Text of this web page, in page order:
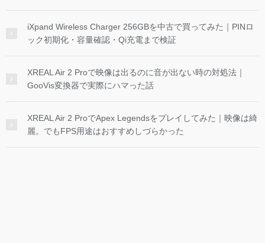
iXpand Wireless Charger 256GBを中古で買ってみた｜PINロ
ック初期化・容量確認・Qi充電まで検証
XREAL Air 2 Proで映像は出るのに音が出ない時の対処法｜
GooVis変換器で実際にハマった話
XREAL Air 2 ProでApex Legendsをプレイしてみた｜映像は綺
麗。でもFPS用途はおすすめしづらかった